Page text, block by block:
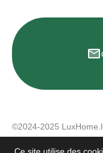
©2024-2025
d'utilisation